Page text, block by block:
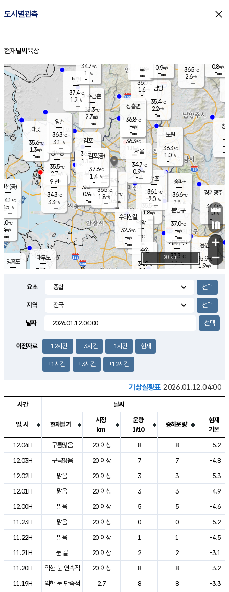
도시별관측 close
홈
현재날씨 육상
의도
℃
m/s
mm
영흥도
양주
36.0℃
1.6
-mm
과천
35.5℃
1.8m/s
- mm
용인
35.9℃
1.9m/s
경기광주
34.4℃
1.0m/s
-mm
1.8m/s
대부도
34.8
경서동
35.5℃
2.7 m/s
-mm
파주금촌
35.3℃
2.7m/s
-mm
36.5℃
2.6m/s
-mm
대곶
35.6℃
1.3m/s
-mm
창
-
-m/
-
탄현
37.4℃
1.2m/s
-mm
0.8m/s
-mm
의왕
- ℃
m/s
mm
김포
36.7℃
1.1 m/s
mm
광명
37.0
℃
0.6 m/s
-mm
부천
35.0℃
0.9m/s
-mm
양촌
36.3℃
3.1 m/s
-mm
구로
36.5℃
1.8m/s
-mm
은평
36.3℃
1.8 m/s
- mm
노원
36.3℃
1.0m/s
-mm
송파*
36.6℃
2.8m/s
-mm
서초
36.1℃
2.0m/s
-mm
남방
35.4℃
2.2m/s
-mm
기흥구갈
37.3℃
1.1m/s
-
수리산길
32.3℃
-m/s
-mm
분당구
37.0℃
-m/s
-mm
장흥면
36.8℃
-m/s
-mm
-m/s
-mm
인천(공)
34.1℃
4.5m/s
-mm
김포(공)
37.6℃
1.4m/s
-mm
수원
34.9℃
2.1 m/s
인천
34.3℃
3.3m/s
-mm
서울
34.7℃
0.9m/s
-mm
34.7℃
1 m/s
-mm
0.9m/s
-mm
+
−
20 km
요소
지역
날짜
이전자료 -12시간 -3시간 -1시간 현재
+1시간 +3시간 +12시간
기상실황표 2026.01.12.04:00
도시별 기상실황표로 지점, 날씨, 기온, 강수, 바람, 기압등을 안내한 표입
시간 날씨
일.시 현재일기
시정
km
운량
1/10
중하운량
현재
기온
12.04H
구름많음 20 이상 8 8
-5.2
12.03H
구름많음 20 이상 7 7
-4.8
12.02H
맑음 20 이상 3 3
-5.3
12.01H
맑음 20 이상 3 3
-4.9
12.00H
맑음 20 이상 5 5
-4.6
11.23H
맑음 20 이상 0 0
-5.2
11.22H
맑음 20 이상 1 1
-4.5
11.21H
눈 끝 20 이상 2 2
-3.1
11.20H
약한 눈 연속적 20 이상 8 8
-3.2
11.19H
약한 눈 단속적 2.7 8 8
-3.3